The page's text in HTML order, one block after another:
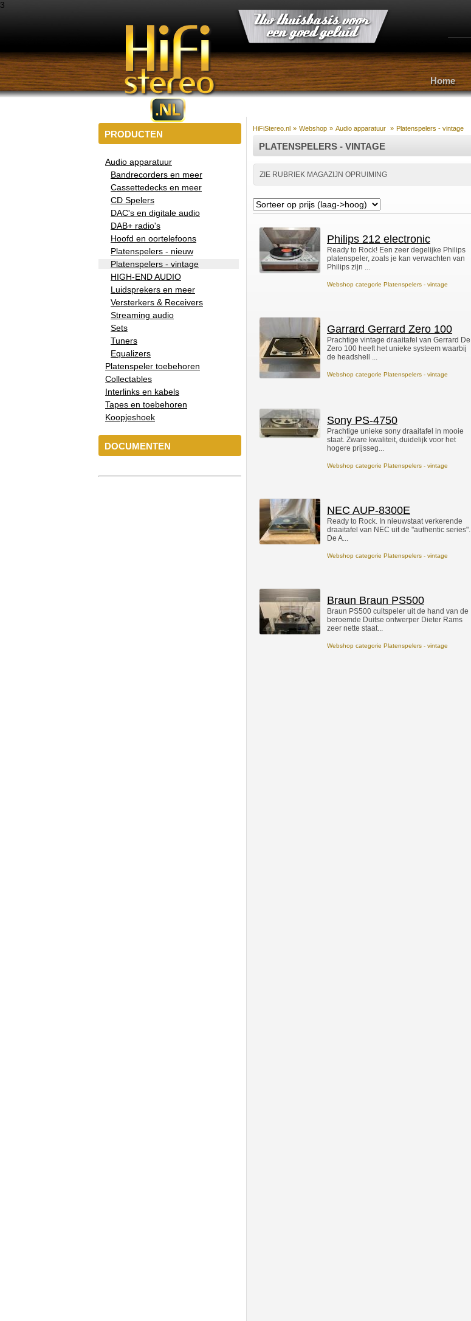
3
Home
Home
PRODUCTEN
Audio apparatuur
Bandrecorders en meer
Cassettedecks en meer
CD Spelers
DAC's en digitale audio
DAB+ radio's
Hoofd en oortelefoons
Platenspelers - nieuw
Platenspelers - vintage
HIGH-END AUDIO
Luidsprekers en meer
Versterkers & Receivers
Streaming audio
Sets
Tuners
Equalizers
Platenspeler toebehoren
Collectables
Interlinks en kabels
Tapes en toebehoren
Koopjeshoek
DOCUMENTEN
HiFiStereo.nl » Webshop » Audio apparatuur » Platenspelers - vintage
PLATENSPELERS - VINTAGE
ZIE RUBRIEK MAGAZIJN OPRUIMING
Philips 212 electronic
Ready to Rock! Een zeer degelijke Philips
platenspeler, zoals je kan verwachten van
Philips zijn ...
Webshop categorie Platenspelers - vintage
Garrard Gerrard Zero 100
Prachtige vintage draaitafel van Gerrard De
Zero 100 heeft het unieke systeem waarbij
de headshell ...
Webshop categorie Platenspelers - vintage
Sony PS-4750
Prachtige unieke sony draaitafel in mooie
staat. Zware kwaliteit, duidelijk voor het
hogere prijsseg...
Webshop categorie Platenspelers - vintage
NEC AUP-8300E
Ready to Rock. In nieuwstaat verkerende
draaitafel van NEC uit de "authentic series".
De A...
Webshop categorie Platenspelers - vintage
Braun Braun PS500
Braun PS500 cultspeler uit de hand van de
beroemde Duitse ontwerper Dieter Rams
zeer nette staat...
Webshop categorie Platenspelers - vintage